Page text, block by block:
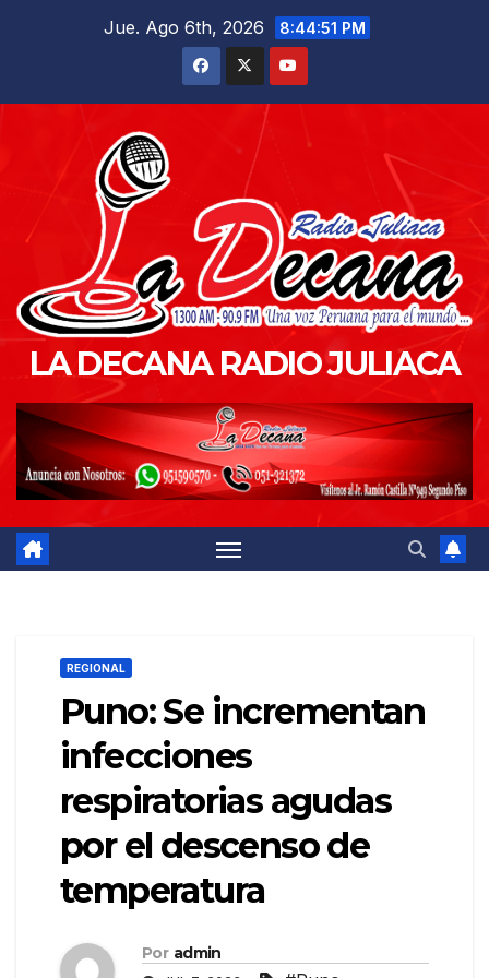
Jue. Ago 6th, 2026 8:44:53 PM
LA DECANA RADIO JULIACA
REGIONAL
Puno: Se incrementan
infecciones
respiratorias agudas
por el descenso de
temperatura
Por admin